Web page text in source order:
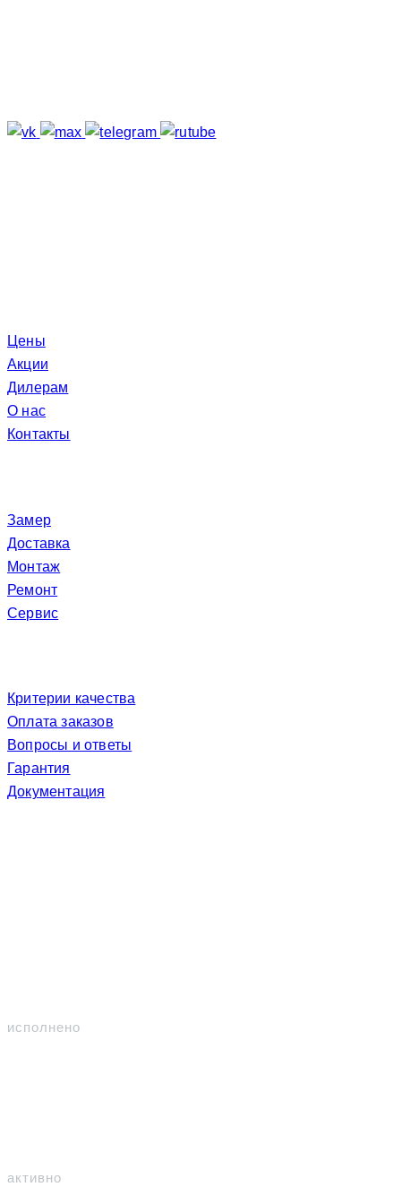
Цены
Акции
Дилерам
О нас
Контакты
Замер
Доставка
Монтаж
Ремонт
Сервис
Критерии качества
Оплата заказов
Вопросы и ответы
Гарантия
Документация
исполнено
активно